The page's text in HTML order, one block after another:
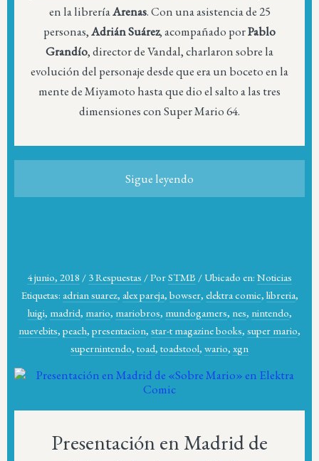
en la libreríaArenas. Con una asistencia de 25
personas,Adrián Suárez, acompañado porPablo
Grandío, director de Vandal, charlaron sobre la
evolución del personaje desde que era un boceto en la
mente de Miyamoto hasta que dio el salto a las tres
dimensiones con Super Mario 64.
Sigue leyendo
4 junio, 2018 / 3 Respuestas /PorSTMB / Ubicado en: Noticias
Etiquetas: adrian suarez, alex pareja, bowser, elektra comic, libreria,
luigi, madrid, mario, mariobros, mundogamers, nes, nintendo,
nuevebits, peach, presentacion, star-t magazine books, super mario,
supernintendo, toad, toadstool, wario, xgn
Presentación en Madrid de